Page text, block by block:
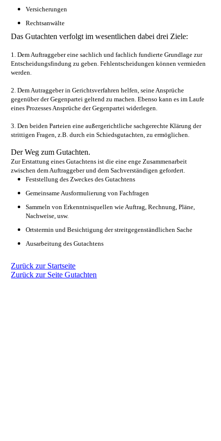
Versicherungen
Rechtsanwälte
Das Gutachten verfolgt im wesentlichen dabei drei Ziele:
1. Dem Auftraggeber eine sachlich und fachlich fundierte Grundlage zur
Entscheidungsfindung zu geben. Fehlentscheidungen können vermieden
werden.
2. Dem Autraggeber in Gerichtsverfahren helfen, seine Ansprüche
gegenüber der Gegenpartei geltend zu machen. Ebenso kann es im Laufe
eines Prozesses Ansprüche der Gegenpartei widerlegen.
3. Den beiden Parteien eine außergerichtliche sachgerechte Klärung der
strittigen Fragen, z.B. durch ein Schiedsgutachten, zu ermöglichen.
Der Weg zum Gutachten.
Zur Erstattung eines Gutachtens ist die eine enge Zusammenarbeit
zwischen dem Auftraggeber und dem Sachverständigen gefordert.
Feststellung des Zweckes des Gutachtens
Gemeinsame Ausformulierung von Fachfragen
Sammeln von Erkenntnisquellen wie Auftrag, Rechnung, Pläne,
Nachweise, usw.
Ortstermin und Besichtigung der streitgegenständlichen Sache
Ausarbeitung des Gutachtens
Zurück zur Startseite
Zurück zur Seite Gutachten